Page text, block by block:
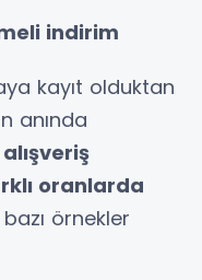
indirim
kayıt olduktan
anında
oranlarda
örnekler